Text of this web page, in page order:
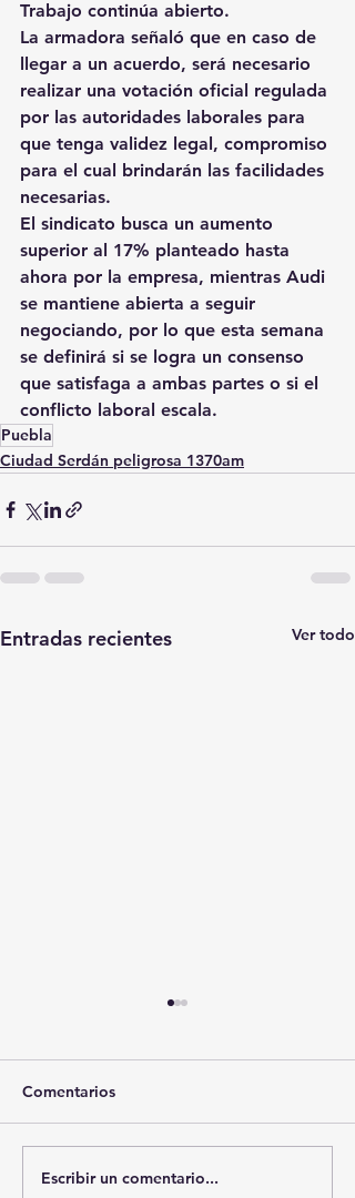
Trabajo continúa abierto.
La armadora señaló que en caso de
llegar a un acuerdo, será necesario
realizar una votación oficial regulada
por las autoridades laborales para
que tenga validez legal, compromiso
para el cual brindarán las facilidades
necesarias.
El sindicato busca un aumento
superior al 17% planteado hasta
ahora por la empresa, mientras Audi
se mantiene abierta a seguir
negociando, por lo que esta semana
se definirá si se logra un consenso
que satisfaga a ambas partes o si el
conflicto laboral escala.
Puebla
Ciudad Serdán peligrosa 1370am
Entradas recientes Ver todo
🚨🔥 “DEL PALACIO AL
Comentarios
Escribir un comentario...